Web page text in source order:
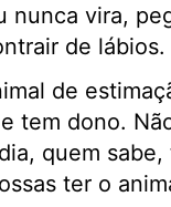
nunca vira,
de
de
tem dono.
quem
ter o